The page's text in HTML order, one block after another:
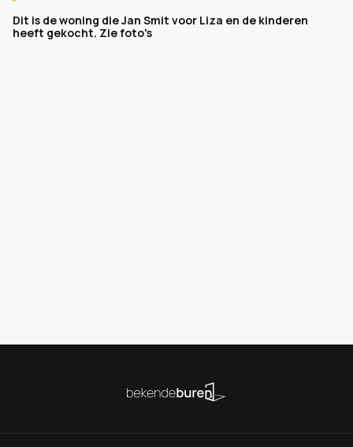
Dit is de woning die Jan Smit voor Liza en de kinderen
heeft gekocht. Zie foto's